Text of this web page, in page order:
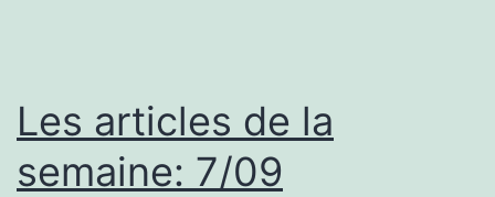
Les articles de la
semaine: 7/09